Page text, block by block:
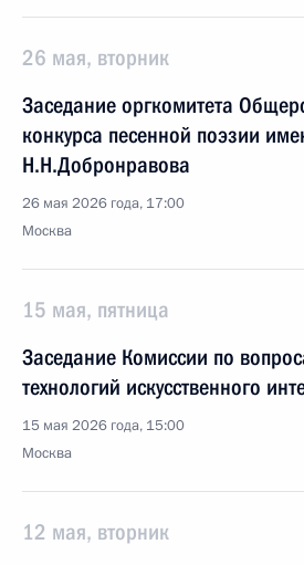
26 мая, вторник
Заседание оргкомитета
конкурса песенной поэзии
Н.Н.Добронравова
26 мая 2026 года, 17:00
Москва
15 мая, пятница
Заседание Комиссии по
технологий искусственного
15 мая 2026 года, 15:00
Москва
12 мая, вторник